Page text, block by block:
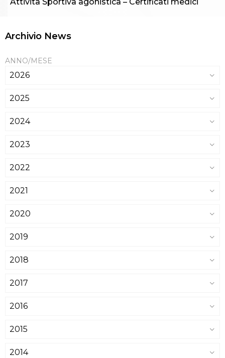
Archivio News
ANNO/MESE
2026
2025
2024
2023
2022
2021
2020
2019
2018
2017
2016
2015
2014